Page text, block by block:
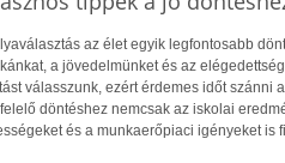
az élet egyik legfontosabb
a jövedelmünket és az
válasszunk, ezért érdemes időt szánni
döntéshez nemcsak az iskolai
és a munkaerőpiaci igényeket is